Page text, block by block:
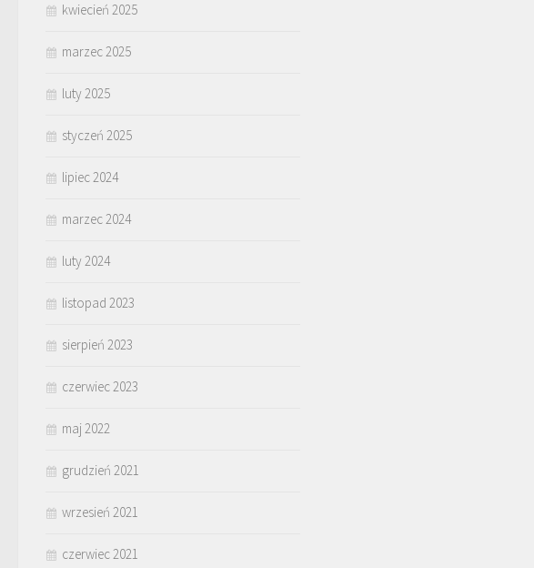
kwiecień 2025
marzec 2025
luty 2025
styczeń 2025
lipiec 2024
marzec 2024
luty 2024
listopad 2023
sierpień 2023
czerwiec 2023
maj 2022
grudzień 2021
wrzesień 2021
czerwiec 2021